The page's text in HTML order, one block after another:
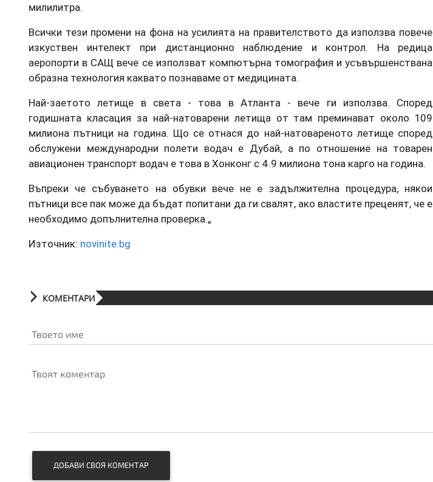
милилитра.
Всички тези промени на фона на усилията на правителството да използва повече
изкуствен интелект при дистанционно наблюдение и контрол. На редица
аеропорти в САЩ вече се използват компютърна томография и усъвършенствана
образна технология каквато познаваме от медицината.
Най-заетото летище в света - това в Атланта - вече ги използва. Според
годишната класация за най-натоварени летища от там преминават около 109
милиона пътници на година. Що се отнася до най-натовареното летище според
обслужени международни полети водач е Дубай, а по отношение на товарен
авиационен транспорт водач е това в Хонконг с 4.9 милиона тона карго на година.
Въпреки че събуването на обувки вече не е задължителна процедура, някои
пътници все пак може да бъдат попитани да ги свалят, ако властите преценят, че е
необходимо допълнителна проверка.„
Източник: novinite.bg
КОМЕНТАРИ
Твоето име
Твоят коментар
ДОБАВИ СВОЯ КОМЕНТАР